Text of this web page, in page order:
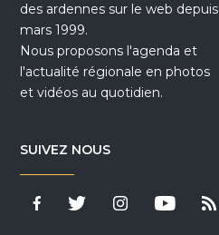
des ardennes sur le web depuis
mars 1999.
Nous proposons l'agenda et
l'actualité régionale en photos
et vidéos au quotidien.
SUIVEZ NOUS